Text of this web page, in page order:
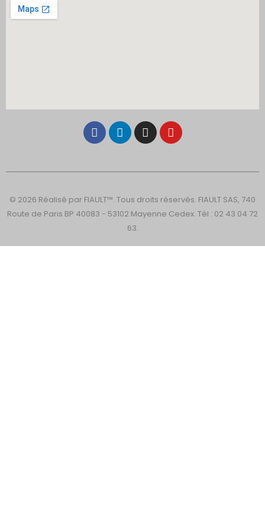
© 2026 Réalisé par FIAULT™. Tous droits réservés. FIAULT SAS, 740
Route de Paris BP 40083 - 53102 Mayenne Cedex. Tél : 02 43 04 72
63.